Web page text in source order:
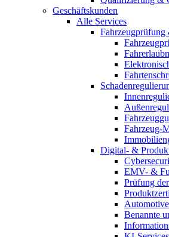
Geschäftskunden
Alle Services
Fahrzeugprüfung
Fahrzeug-
Digital- &
EMV- &
Prüfung
Automotive
Benannte